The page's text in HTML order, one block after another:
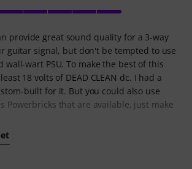
provide great sound quality for a 3-way
guitar signal, but don't be tempted to use
wall-wart PSU. To make the best of this
18 volts of DEAD CLEAN dc. I had a
built for it. But you could also use
Powerbricks that are available, just make